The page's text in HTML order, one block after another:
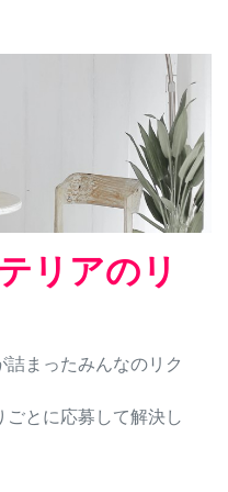
リアのリ
まったみんなのリク
とに応募して解決し